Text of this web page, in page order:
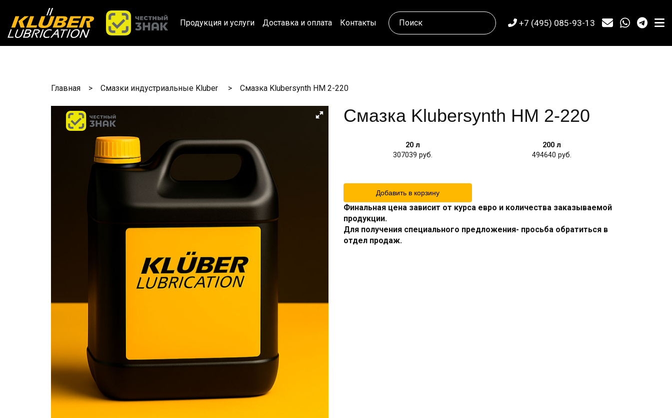
Продукция и услуги Доставка и оплата Контакты +7 (495) 085-93-13
Главная Смазки индустриальные Kluber Смазка Klubersynth HM 2-220
Смазка Klubersynth HM 2-220
20 л
307039
200 л
494640
Добавить в корзину
Финальная цена зависит от курса евро и количества заказываемой
продукции.
Для получения специального предложения- просьба обратиться в
отдел продаж.